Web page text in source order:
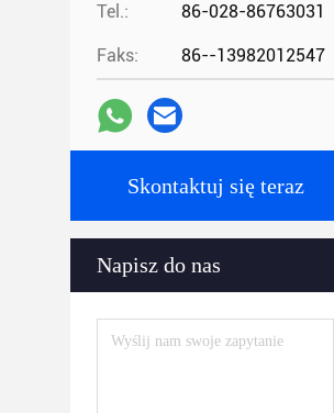
Tel.: 86-028-86763031
Faks: 86--13982012547
Skontaktuj się teraz
Napisz do nas